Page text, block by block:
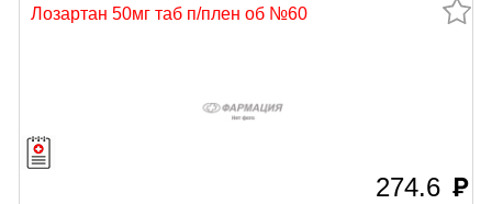
Лозартан 50мг таб п/плен об №60
274.6 руб